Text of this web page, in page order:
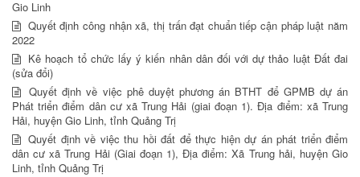
Gio Linh
Quyết định công nhận xã, thị trấn đạt chuẩn tiếp cận pháp luật năm
2022
Kê hoạch tổ chức lấy ý kiến nhân dân đối với dự thảo luật Đất đai
(sửa đổi)
Quyết định về việc phê duyệt phương án BTHT để GPMB dự án
Phát triển điểm dân cư xã Trung Hải (giai đoạn 1). Địa điểm: xã Trung
Hải, huyện Gio Linh, tỉnh Quảng Trị
Quyết định về việc thu hồi đất để thực hiện dự án phát triển điểm
dân cư xã Trung Hải (Giai đoạn 1), Địa điểm: Xã Trung hải, huyện Gio
Linh, tỉnh Quảng Trị